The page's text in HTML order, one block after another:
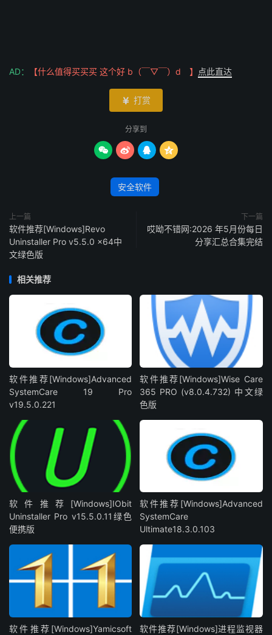
AD： 【什么值得买买买 这个好 b（￣▽￣）d 】 点此直达
 打赏
分享到
   
安全软件
上一篇
软件推荐[Windows]Revo
Uninstaller Pro v5.5.0 x64中
文绿色版
下一篇
哎呦不错网:2026 年5月份每日
分享汇总合集完结
相关推荐
软件推荐[Windows]Advanced
SystemCare 19 Pro
v19.5.0.221
软件推荐[Windows]Wise Care
365 PRO (v8.0.4.732) 中文绿
色版
软件推荐[Windows]IObit
Uninstaller Pro v15.5.0.11绿色
便携版
软件推荐[Windows]Advanced
SystemCare
Ultimate18.3.0.103
软件推荐[Windows]Yamicsoft
软件推荐[Windows]进程监视器